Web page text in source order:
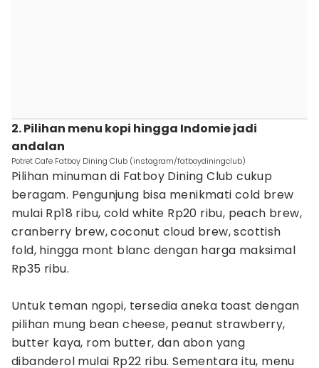
2. Pilihan menu kopi hingga Indomie jadi
andalan
Potret Cafe Fatboy Dining Club (instagram/fatboydiningclub)
Pilihan minuman di Fatboy Dining Club cukup
beragam. Pengunjung bisa menikmati cold brew
mulai Rp18 ribu, cold white Rp20 ribu, peach brew,
cranberry brew, coconut cloud brew, scottish
fold, hingga mont blanc dengan harga maksimal
Rp35 ribu.
Untuk teman ngopi, tersedia aneka toast dengan
pilihan mung bean cheese, peanut strawberry,
butter kaya, rom butter, dan abon yang
dibanderol mulai Rp22 ribu. Sementara itu, menu